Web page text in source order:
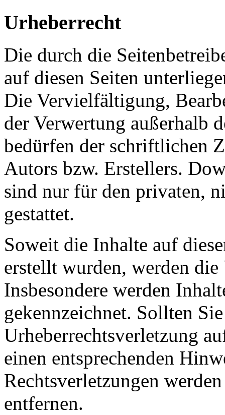
Urheberrecht
Die durch die
auf diesen Seiten
Die Vervielfältigung,
der Verwertung außerhalb
bedürfen der schriftlichen
Autors bzw. Erstellers.
sind nur für den privaten,
gestattet.
Soweit die Inhalte auf
erstellt wurden, werden
Insbesondere werden
gekennzeichnet. Sollten
Urheberrechtsverletzung
einen entsprechenden
Rechtsverletzungen
entfernen.